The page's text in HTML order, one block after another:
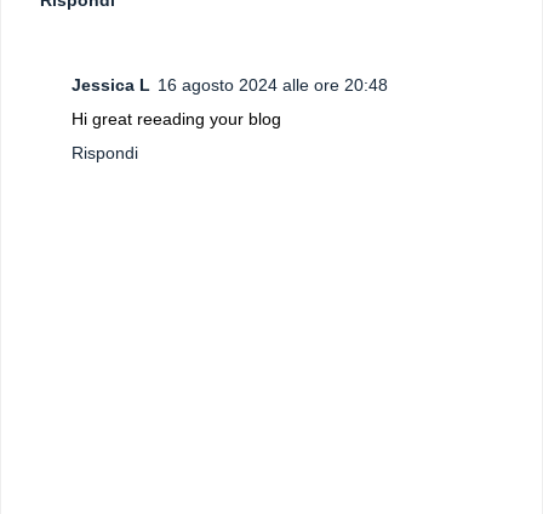
Jessica L 16 agosto 2024 alle ore 20:48
Hi great reeading your blog
Rispondi